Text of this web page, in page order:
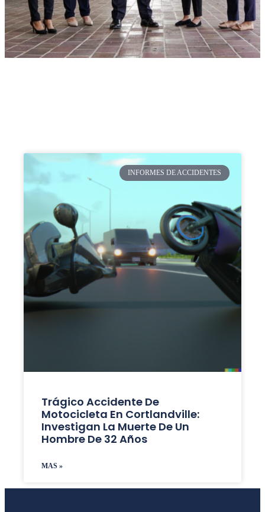
INFORMES DE ACCIDENTES
Trágico Accidente De
Motocicleta En Cortlandville:
Investigan La Muerte De Un
Hombre De 32 Años
MAS »